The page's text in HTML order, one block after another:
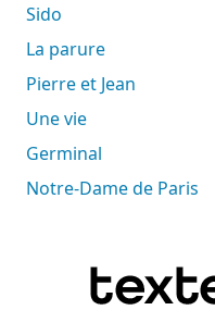
Sido
La parure
Pierre et Jean
Une vie
Germinal
Notre-Dame de Paris